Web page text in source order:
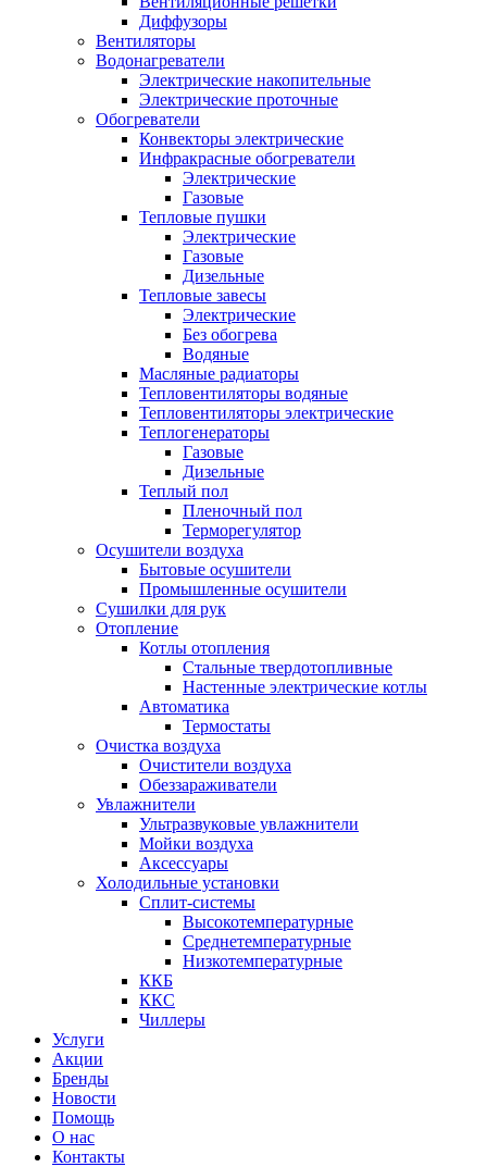
Диффузоры
Вентиляторы
Водонагреватели
Электрические накопительные
Электрические проточные
Обогреватели
Конвекторы электрические
Инфракрасные обогреватели
Электрические
Газовые
Тепловые пушки
Электрические
Газовые
Дизельные
Тепловые завесы
Электрические
Без обогрева
Водяные
Масляные радиаторы
Тепловентиляторы водяные
Тепловентиляторы электрические
Теплогенераторы
Газовые
Дизельные
Теплый пол
Пленочный пол
Терморегулятор
Осушители воздуха
Бытовые осушители
Промышленные осушители
Сушилки для рук
Отопление
Котлы отопления
Стальные твердотопливные
Настенные электрические котлы
Автоматика
Термостаты
Очистка воздуха
Очистители воздуха
Обеззараживатели
Увлажнители
Ультразвуковые увлажнители
Мойки воздуха
Аксессуары
Холодильные установки
Сплит-системы
Высокотемпературные
Среднетемпературные
Низкотемпературные
ККБ
ККС
Чиллеры
Услуги
Акции
Бренды
Новости
Помощь
О нас
Контакты